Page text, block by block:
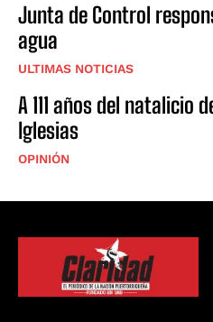
Junta de Control
agua
ULTIMAS NOTICIAS
A 111 años del natalicio
Iglesias
OPINIÓN